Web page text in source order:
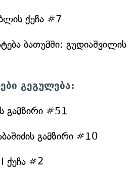
ქუჩა #7
ბათუმში: გუდიაშვილის
გეგულება:
გამზირი #51
გამზირი #10
ქუჩა #2